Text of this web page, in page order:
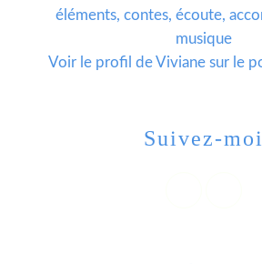
éléments, contes, écoute,
musique
Voir le profil deVivianesur le
Suivez-moi